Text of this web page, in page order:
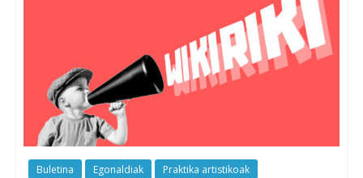
Buletina Egonaldiak Praktika artistikoak